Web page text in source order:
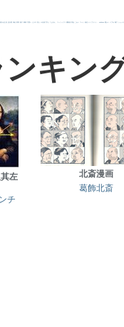
覗き込む顔 設計図 挿絵 群衆 親子 裸婦 可愛い ピサロ ＃名画で学ぶ「たるみ」 ニーソックス 躍動感 黄色 こわい コート 畦道 レンブラント・ sekkusu 暖かい バブみ 靴下 ショッ
キン
左
チ
北斎漫画
葛飾北斎